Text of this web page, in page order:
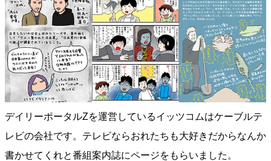
デイリーポータルZを運営しているイッツコムはケーブルテ
レビの会社です。テレビならおれたちも大好きだからなんか
書かせてくれと番組案内誌にページをもらいました。